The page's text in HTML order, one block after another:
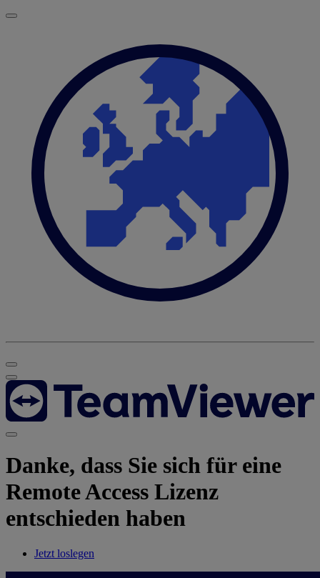
Danke, dass Sie sich für eine
Remote Access Lizenz
entschieden haben
Jetzt loslegen